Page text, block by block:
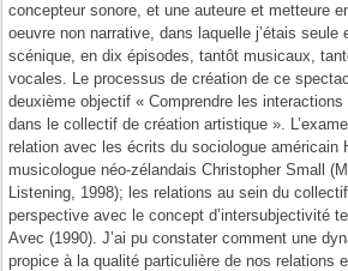
concepteur sonore, et une auteure et metteure
oeuvre non narrative, dans laquelle j’étais
scénique, en dix épisodes, tantôt musicaux,
vocales. Le processus de création de ce
deuxième objectif « Comprendre les
dans le collectif de création artistique ».
relation avec les écrits du sociologue américain
musicologue néo-zélandais Christopher Small
Listening, 1998); les relations au sein du
perspective avec le concept d’intersubjectivité
Avec (1990). J’ai pu constater comment une
propice à la qualité particulière de nos relations